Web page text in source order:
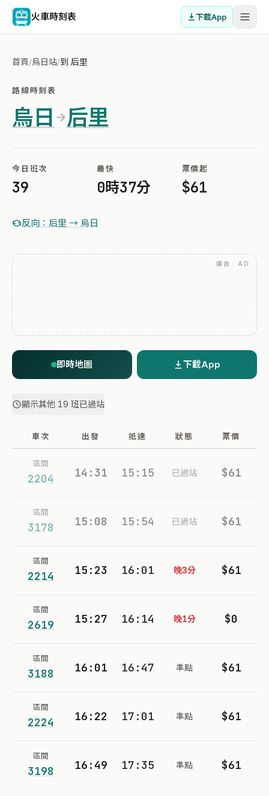
火車時刻表 下載App
首頁/烏日站/到 后里
路線時刻表
烏日 后里
今日班次
39
最快
0時37分
票價起
$61
反向：后里 → 烏日
廣告 · AD
即時地圖 下載App
顯示其他 19 班已過站
車次 出發 抵達 狀態 票價
區間
2204 14:31 15:15 已過站 $61
區間
3178 15:08 15:54 已過站 $61
區間
2214 15:23 16:01 晚3分 $61
區間
2619 15:27 16:14 晚1分 $0
區間
3188 16:01 16:47 準點 $61
區間
2224 16:22 17:01 準點 $61
區間
3198 16:49 17:35 準點 $61